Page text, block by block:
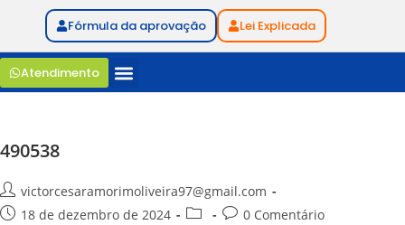
Fórmula da aprovação Lei Explicada
Atendimento
490538
victorcesaramorimoliveira97@gmail.com
18 de dezembro de 2024
0 Comentário